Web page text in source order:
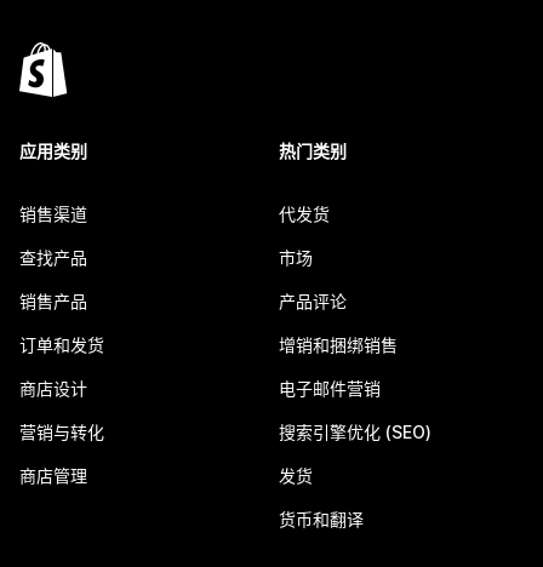
应用类别
销售渠道
查找产品
销售产品
订单和发货
商店设计
营销与转化
商店管理
热门类别
代发货
市场
产品评论
增销和捆绑销售
电子邮件营销
搜索引擎优化 (SEO)
发货
货币和翻译